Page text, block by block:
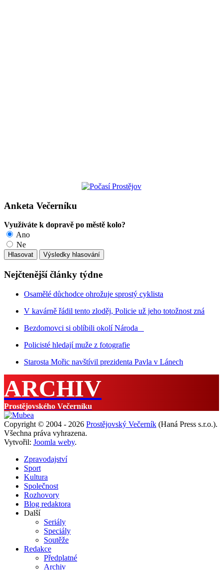
Anketa Večerníku
Využíváte k dopravě po městě kolo?
Ano
Ne
Nejčtenější články týdne
Osamělé důchodce ohrožuje sprostý cyklista
V kavárně řádil tento zloděj, Policie už jeho totožnost zná
Bezdomovci si oblíbili okolí Národa
Policisté hledají muže z fotografie
Starosta Mořic navštívil prezidenta Pavla v Lánech
ARCHIV
Prostějovského Večerníku
Copyright © 2004 - 2026 Prostějovský Večerník (Haná Press s.r.o.).
Všechna práva vyhrazena.
Vytvořil: Joomla weby.
Zpravodajství
Sport
Kultura
Společnost
Rozhovory
Blog redaktora
Další
Seriály
Speciály
Soutěže
Redakce
Předplatné
Archiv